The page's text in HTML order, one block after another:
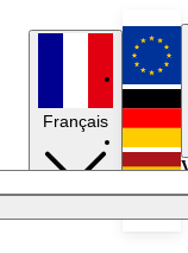
Français